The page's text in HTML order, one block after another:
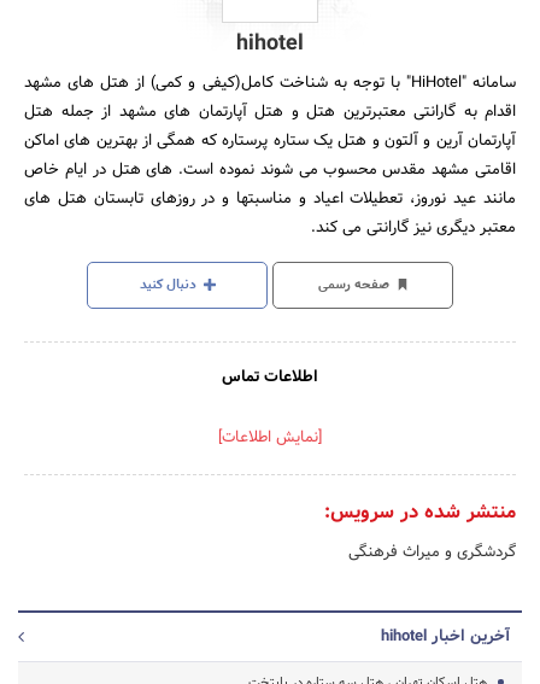
hihotel
سامانه "HiHotel" با توجه به شناخت کامل(کیفی و کمی) از هتل های مشهد
اقدام به گارانتی معتبرترین هتل و هتل آپارتمان های مشهد از جمله هتل
آپارتمان آرین و آلتون و هتل یک ستاره پرستاره که همگی از بهترین های اماکن
اقامتی مشهد مقدس محسوب می شوند نموده است. های هتل در ایام خاص
مانند عید نوروز، تعطیلات اعیاد و مناسبتها و در روزهای تابستان هتل های
معتبر دیگری نیز گارانتی می کند.
صفحه رسمی دنبال کنید
اطلاعات تماس
[نمایش اطلاعات]
منتشر شده در سرویس:
گردشگری و میراث فرهنگی
آخرین اخبار hihotel